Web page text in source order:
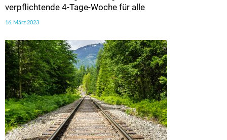
verpflichtende 4-Tage-Woche für alle
16. März 2023